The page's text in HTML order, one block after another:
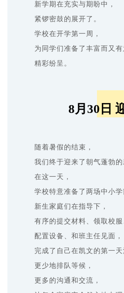
新学期在充实与期盼中，
紧锣密鼓的展开了。
学校在开学第一周，
为同学们准备了丰富而又有
精彩纷呈。
8月30日
随着暑假的结束，
我们终于迎来了朝气蓬勃的
在这一天，
学校特意准备了两场中小学
新生家庭们在指导下，
有序的提交材料、领取校服
配置设备、和班主任见面，
完成了自己在凯文的第一天
更少地排队等候，
更多的沟通和交流，